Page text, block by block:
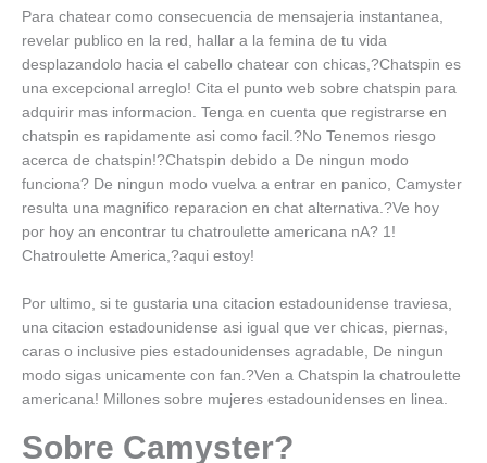
Para chatear como consecuencia de mensajeria instantanea,
revelar publico en la red, hallar a la femina de tu vida
desplazandolo hacia el cabello chatear con chicas,?Chatspin es
una excepcional arreglo! Cita el punto web sobre chatspin para
adquirir mas informacion. Tenga en cuenta que registrarse en
chatspin es rapidamente asi­ como facil.?No Tenemos riesgo
acerca de chatspin!?Chatspin debido a De ningun modo
funciona? De ningun modo vuelva a entrar en panico, Camyster
resulta una magnifico reparacion en chat alternativa.?Ve hoy
por hoy an encontrar tu chatroulette americana nA? 1!
Chatroulette America,?aqui estoy!
Por ultimo, si te gustaria una citacion estadounidense traviesa,
una citacion estadounidense asi­ igual que ver chicas, piernas,
caras o inclusive pies estadounidenses agradable, De ningun
modo sigas unicamente con fan.?Ven a Chatspin la chatroulette
americana! Millones sobre mujeres estadounidenses en linea.
Sobre Camyster?